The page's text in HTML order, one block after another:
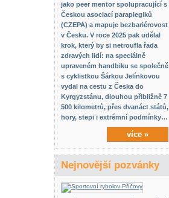
jako peer mentor spolupracující s
Českou asociací paraplegiků
(CZEPA) a mapuje bezbariérovost
v Česku. V roce 2025 pak udělal
krok, který by si netroufla řada
zdravých lidí: na speciálně
upraveném handbiku se společně
s cyklistkou Šárkou Jelínkovou
vydal na cestu z Česka do
Kyrgyzstánu, dlouhou přibližně 7
500 kilometrů, přes dvanáct států,
hory, stepi i extrémní podmínky…
více »
Nejnovější pozvánky